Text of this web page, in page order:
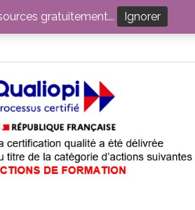
OUTILS EN SANTÉ SEXUELLE
gratuitement... Ignorer